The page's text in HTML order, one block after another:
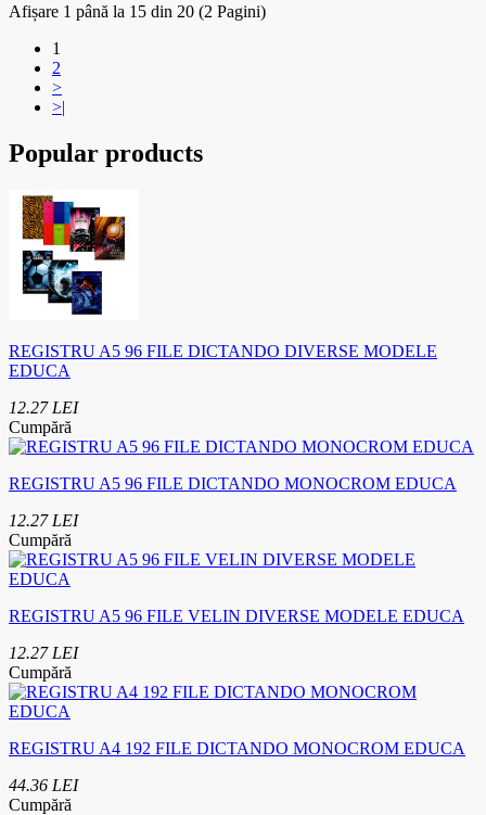
Afișare 1 până la 15 din 20 (2 Pagini)
1
2
>
>|
Popular products
REGISTRU A5 96 FILE DICTANDO DIVERSE MODELE
EDUCA
12.27 LEI
Cumpără
REGISTRU A5 96 FILE DICTANDO MONOCROM EDUCA
12.27 LEI
Cumpără
REGISTRU A5 96 FILE VELIN DIVERSE MODELE EDUCA
12.27 LEI
Cumpără
REGISTRU A4 192 FILE DICTANDO MONOCROM EDUCA
44.36 LEI
Cumpără